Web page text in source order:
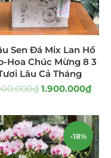
(145)
(137)
(132)
(91)
Sen Đá Mix Lan Hồ
Hoa Chúc Mừng 8 3
Lâu Cả Tháng
₫ 1.900.000₫
-18%